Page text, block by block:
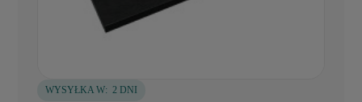
WYSYŁKA W: 2 DNI